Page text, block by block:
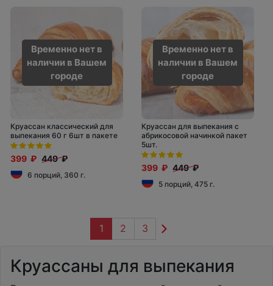
Временно нет в
наличии в Вашем
городе
Круассан классический для
выпекания 60 г 6шт в пакете
399 ₽ 449 ₽
6 порций, 360 г.
Временно нет в
наличии в Вашем
городе
Круассан для выпекания с
абрикосовой начинкой пакет
5шт.
399 ₽ 449 ₽
5 порций, 475 г.
1 2 3
Круассаны для выпекания